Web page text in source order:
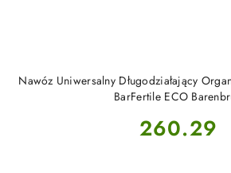
Nawóz Uniwersalny Długodziałający
BarFertile ECO
Cena:
260.29